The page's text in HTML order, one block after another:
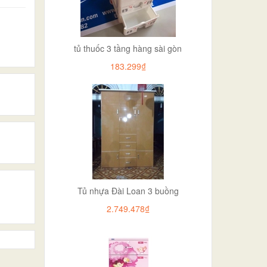
tủ thuốc 3 tầng hàng sài gòn
183.299₫
Tủ nhựa Đài Loan 3 buồng
2.749.478₫